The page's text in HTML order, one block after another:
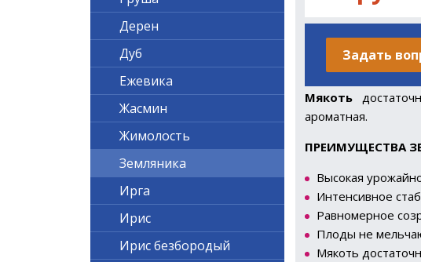
Задать
Мякоть
ароматная.
ПРЕИМУЩЕСТВА
Высокая
Интенсивное
Равномерное
Плоды не
Мякоть
Дерен
Дуб
Ежевика
Жасмин
Жимолость
Земляника
Ирга
Ирис
Ирис безбородый